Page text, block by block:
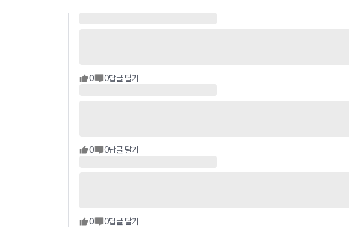
0 0답글 달기
0 0답글 달기
0 0답글 달기